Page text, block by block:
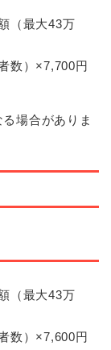
（最大43万
数）×7,700円
場合がありま
（最大43万
数）×7,600円